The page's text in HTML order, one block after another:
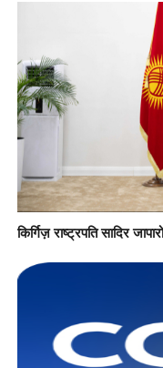
किर्गिज़ राष्ट्रपति सादिर